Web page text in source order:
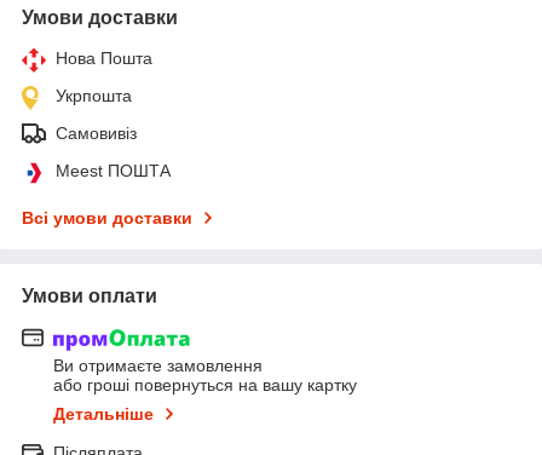
Умови доставки
Нова Пошта
Укрпошта
Самовивіз
Meest ПОШТА
Всі умови доставки
Умови оплати
Ви отримаєте замовлення
або гроші повернуться на вашу картку
Детальніше